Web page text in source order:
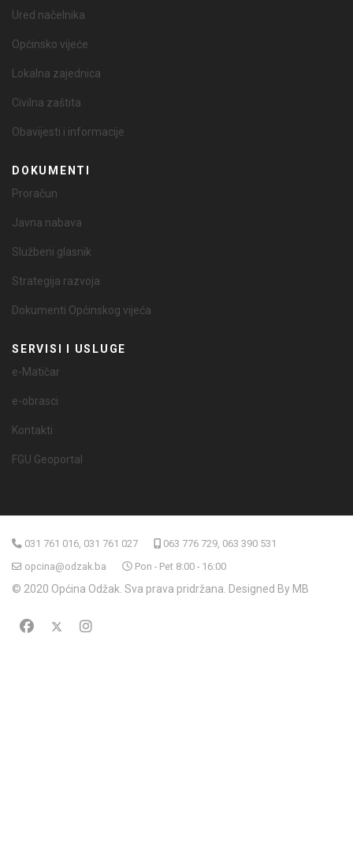
Ured načelnika
Općinsko vijeće
Lokalna zajednica
Civilna zaštita
Obavijesti i informacije
DOKUMENTI
Proračun
Javna nabava
Službeni glasnik
Strategija razvoja
Dokumenti Općinskog vijeća
SERVISI I USLUGE
e-Matičar
e-obrasci
Kontakti
FGU Geoportal
031 761 016, 031 761 027
063 776 729, 063 390 531
opcina@odzak.ba
Pon - Pet 8:00 - 16:00
© 2020 Općina Odžak. Sva prava pridržana. Designed By MB